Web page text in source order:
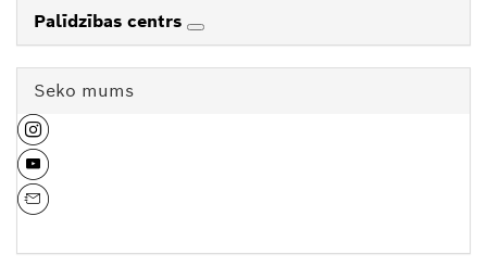
Palīdzības centrs
Seko mums